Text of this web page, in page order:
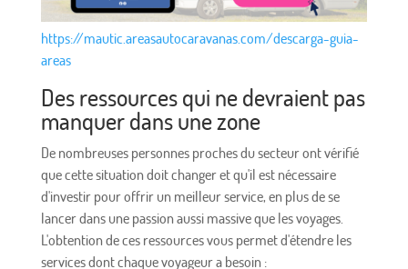
https://mautic.areasautocaravanas.com/descarga-guia-
areas
Des ressources qui ne devraient pas
manquer dans une zone
De nombreuses personnes proches du secteur ont vérifié
que cette situation doit changer et qu'il est nécessaire
d'investir pour offrir un meilleur service, en plus de se
lancer dans une passion aussi massive que les voyages.
L'obtention de ces ressources vous permet d'étendre les
services dont chaque voyageur a besoin :